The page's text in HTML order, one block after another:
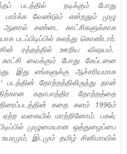
படத்தில் நடிக்கும் போது
பார்க்க வேண்டும் என்றதும் முழு
ஆனால் சண்டை காட்சிகளுக்காக
படப்பிடிப்பில் கலந்து கொண்டார்.
ரத்தத்தில் ஊறிய விஷயம்.
வைக்கும் போது கேப்டனை
இது எங்களுக்கு ஆச்சரியமாக
தோற்றத்திலிருந்து தான்
கதாபாத்திர தோற்றத்தை
கதை களம் 1996ம்
வகையில் மாற்றினோம். பகல்,
முழுமையான ஒத்துழைப்பை
இடமும் தமிழ் சினிமாவில்